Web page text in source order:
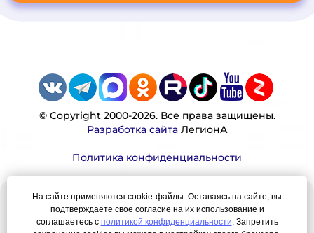
© Copyright 2000-2026. Все права защищены.
Разработка сайтаЛегионА
Политика конфиденциальности
Наша миссия:
На сайте применяются cookie-файлы. Оставаясь на сайте, вы
подтверждаете свое согласие на их использование и
соглашаетесь с политикой конфиденциальности. Запретить